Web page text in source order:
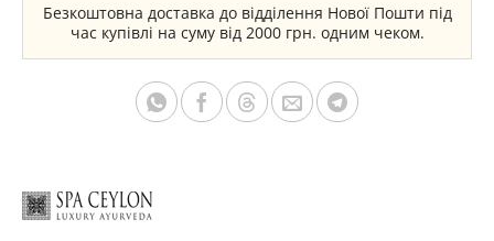
Безкоштовна доставка до відділення Нової Пошти під
час купівлі на суму від 2000 грн. одним чеком.